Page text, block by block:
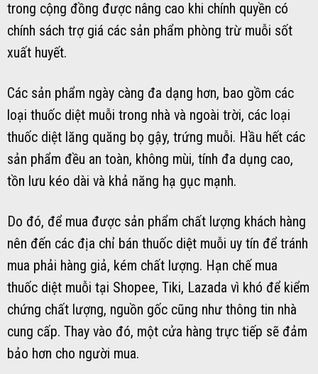
trong cộng đồng được nâng cao khi chính quyền có
chính sách trợ giá các sản phẩm phòng trừ muỗi sốt
xuất huyết.
Các sản phẩm ngày càng đa dạng hơn, bao gồm các
loại thuốc diệt muỗi trong nhà và ngoài trời, các loại
thuốc diệt lăng quăng bọ gậy, trứng muỗi. Hầu hết các
sản phẩm đều an toàn, không mùi, tính đa dụng cao,
tồn lưu kéo dài và khả năng hạ gục mạnh.
Do đó, để mua được sản phẩm chất lượng khách hàng
nên đến các địa chỉ bán thuốc diệt muỗi uy tín để tránh
mua phải hàng giả, kém chất lượng. Hạn chế mua
thuốc diệt muỗi tại Shopee, Tiki, Lazada vì khó để kiểm
chứng chất lượng, nguồn gốc cũng như thông tin nhà
cung cấp. Thay vào đó, một cửa hàng trực tiếp sẽ đảm
bảo hơn cho người mua.